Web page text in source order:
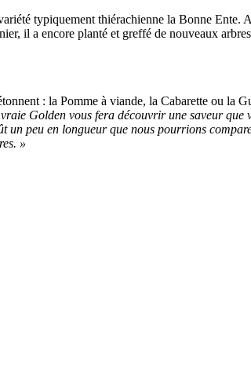
typiquement thiérachienne la Bonne Ente.
il a encore planté et greffé de nouveaux
: la Pomme à viande, la Cabarette ou la
Golden vous fera découvrir une saveur que
un peu en longueur que nous pourrions
»